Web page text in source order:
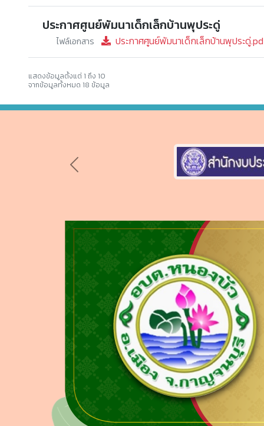
ประกาศศูนย์พัมนาเด็กเล็กบ้านพุประดู่
ไฟล์เอกสาร ประกาศศูนย์พัมนาเด็กเล็กบ้านพุประดู่
แสดงข้อมูลตั้งแต่ 1 ถึง 10
จากข้อมูลทั้งหมด 18 ข้อมูล
Previous